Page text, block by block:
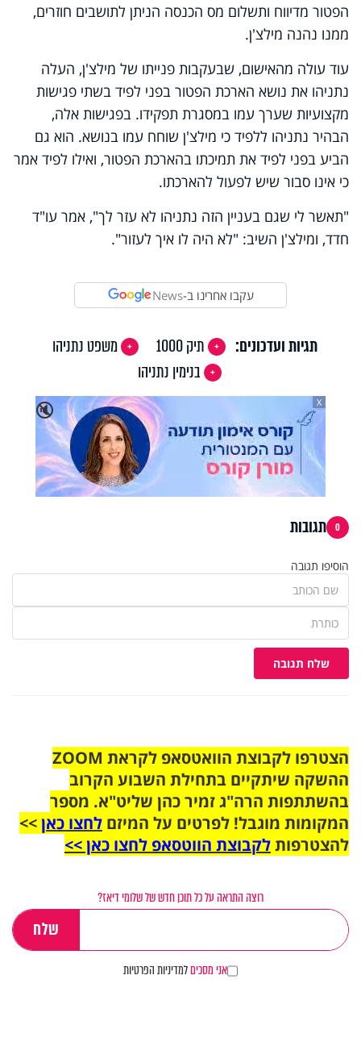
הפטור מדיווח ותשלום מס הכנסה הניתן לתושבים חוזרים,
ממנו נהנה מילצ'ן.
עוד עולה מהאישום, שבעקבות פנייתו של מילצ'ן, העלה
נתניהו את נושא הארכת הפטור בפני לפיד בשתי פגישות
מקצועיות שערך עמו במסגרת תפקידו. בפגישות אלה,
הבהיר נתניהו ללפיד כי מילצ'ן שוחח עמו בנושא. הוא גם
הביע בפני לפיד את תמיכתו בהארכת הפטור, ואילו לפיד אמר
כי אינו סבור שיש לפעול להארכתו.
"תאשר לי שגם בעניין הזה נתניהו לא עזר לך", אמר עו"ד
חדד, ומילצ'ן השיב: "לא היה לו איך לעזור".
עקבו אחרינו ב-News
תגיות ועדכונים: תיק 1000
משפט נתניהו
בנימין נתניהו
🔇
X
0 תגובות
הוסיפו תגובה
שלח תגובה
הצטרפו לקבוצת הוואטסאפ לקראת ZOOM
ההשקה שיתקיים בתחילת השבוע הקרוב
בהשתתפות הרה"ג זמיר כהן שליט"א. מספר
המקומות מוגבל! לפרטים על המיזם לחצו כאן>>
להצטרפותלקבוצת הווטסאפ לחצו כאן >>
רוצה התראה על כל תוכן חדש של שלומי דיאז?
אני מסכיםלמדיניות הפרטיות